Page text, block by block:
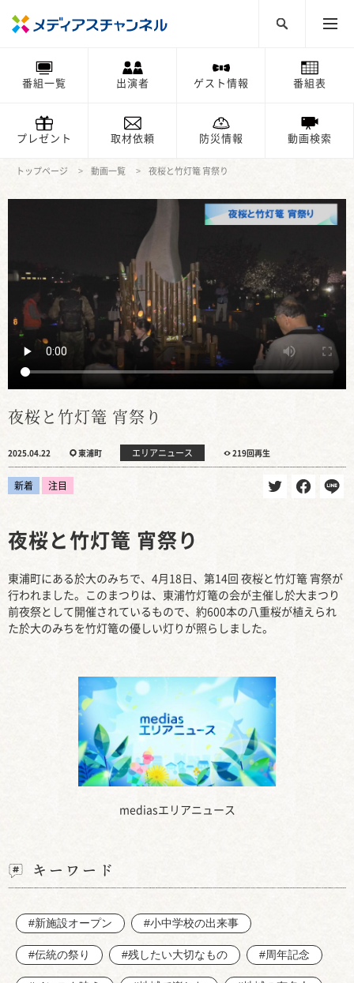
番組一覧 出演者 ゲスト情報 番組表
プレゼント 取材依頼 防災情報 動画検索
トップページ 動画一覧 夜桜と竹灯篭 宵祭り
夜桜と竹灯篭 宵祭り
2025.04.22 東浦町 エリアニュース 219回再生
新着 注目
mediasエリアニュース
夜桜と竹灯篭 宵祭り
東浦町にある於大のみちで、4月18日、第14回 夜桜と竹灯篭 宵祭が
行われました。このまつりは、東浦竹灯篭の会が主催し於大まつり
前夜祭として開催されているもので、約600本の八重桜が植えられ
た於大のみちを竹灯篭の優しい灯りが照らしました。
キーワード
#新施設オープン #小中学校の出来事
#伝統の祭り #残したい大切なもの #周年記念